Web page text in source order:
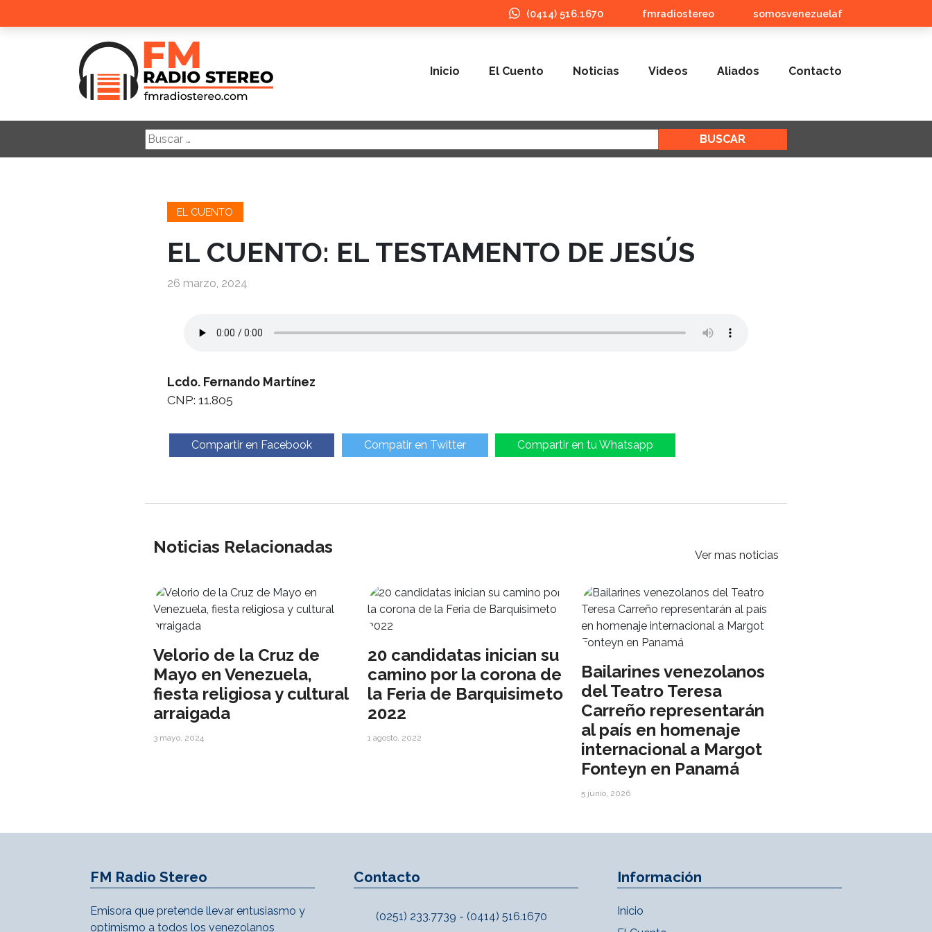
(0414) 516.1670 fmradiostereo somosvenezuelaf
Inicio El Cuento Noticias Videos Aliados Contacto
Buscar:
EL CUENTO
EL CUENTO: EL TESTAMENTO DE JESÚS
26 marzo, 2024
Lcdo. Fernando Martínez
CNP: 11.805
Compartir en Facebook Compatir en Twitter Compartir en tu Whatsapp
Noticias Relacionadas Ver mas noticias
Velorio de la Cruz de
Mayo en Venezuela,
fiesta religiosa y cultural
arraigada
3 mayo, 2024
20 candidatas inician su
camino por la corona de
la Feria de Barquisimeto
2022
1 agosto, 2022
Bailarines venezolanos
del Teatro Teresa
Carreño representarán
al país en homenaje
internacional a Margot
Fonteyn en Panamá
5 junio, 2026
FM Radio Stereo
Emisora que pretende llevar entusiasmo y
optimismo a todos los venezolanos
Contacto
(0251) 233.7739 - (0414) 516.1670
Información
Inicio